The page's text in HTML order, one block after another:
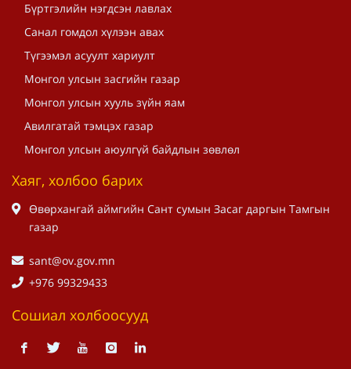
Бүртгэлийн нэгдсэн лавлах
Санал гомдол хүлээн авах
Түгээмэл асуулт хариулт
Монгол улсын засгийн газар
Монгол улсын хууль зүйн яам
Авилгатай тэмцэх газар
Монгол улсын аюулгүй байдлын зөвлөл
Хаяг, холбоо барих
Өвөрхангай аймгийн Сант сумын Засаг даргын Тамгын
газар
sant@ov.gov.mn
+976 99329433
Сошиал холбоосууд